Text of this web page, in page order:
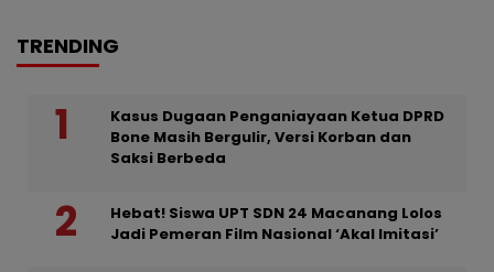
TRENDING
Kasus Dugaan Penganiayaan Ketua DPRD
Bone Masih Bergulir, Versi Korban dan
Saksi Berbeda
Hebat! Siswa UPT SDN 24 Macanang Lolos
Jadi Pemeran Film Nasional ‘Akal Imitasi’